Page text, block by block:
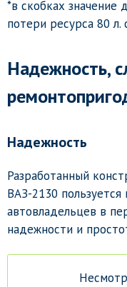
*в скобках
потери ресурса 80 л.
Надежность,
Надежность
Разработанный
ВАЗ-2130
автовладельцев в
надежности и